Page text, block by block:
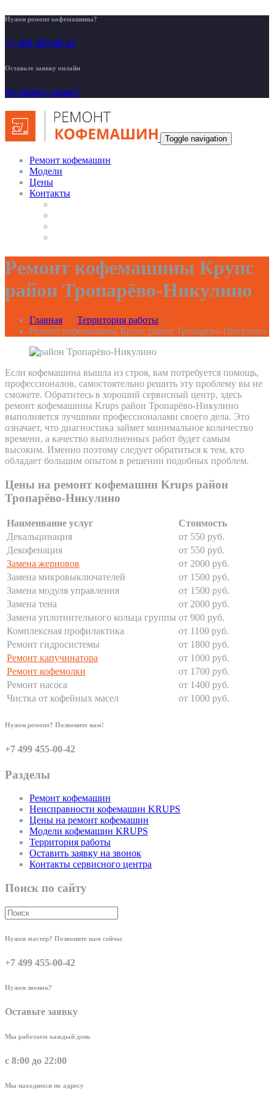
Нужен ремонт кофемашины?
+7 499 455-00-42
Оставьте заявку онлайн
Оставить заявку
Toggle navigation
Ремонт кофемашин
Модели
Цены
Контакты
Ремонт кофемашины Крупс
район Тропарёво-Никулино
Главная / Территория работы /
Ремонт кофемашины Крупс район Тропарёво-Никулино
Если кофемашина вышла из строя, вам потребуется помощь,
профессионалов, самостоятельно решить эту проблему вы не
сможете. Обратитесь в хороший сервисный центр, здесь
ремонт кофемашины Krups район Тропарёво-Никулино
выполняется лучшими профессионалами своего дела. Это
означает, что диагностика займет минимальное количество
времени, а качество выполненных работ будет самым
высоким. Именно поэтому следует обратиться к тем, кто
обладает большим опытом в решении подобных проблем.
Цены на ремонт кофемашин Krups район
Тропарёво-Никулино
Наименвание услуг
Стоимость
Декальцинация
от 550 руб.
Декофенация
от 550 руб.
Замена жерновов
от 2000 руб.
Замена микровыключателей
от 1500 руб.
Замена модуля управления
от 1500 руб.
Замена тена
от 2000 руб.
Замена уплотнительного кольца группы от 900 руб.
Комплексная профилактика
от 1100 руб.
Ремонт гидросистемы
от 1800 руб.
Ремонт капучинатора
от 1000 руб.
Ремонт кофемолки
от 1700 руб.
Ремонт насоса
от 1400 руб.
Чистка от кофейных масел
от 1000 руб.
Нужен ремонт? Позвоните нам!
+7 499 455-00-42
Разделы
Ремонт кофемашин
Неисправности кофемашин KRUPS
Цены на ремонт кофемашин
Модели кофемашин KRUPS
Территория работы
Оставить заявку на звонок
Контакты сервисного центра
Поиск по сайту
Нужен мастер? Позвоните нам сейчас
+7 499 455-00-42
Нужен звонок?
Оставьте заявку
Мы работаем каждый день
с 8:00 до 22:00
Мы находимся по адресу